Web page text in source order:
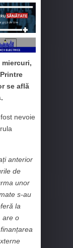
se află
nevoie
anterior
de
unor
s-au
la
are o